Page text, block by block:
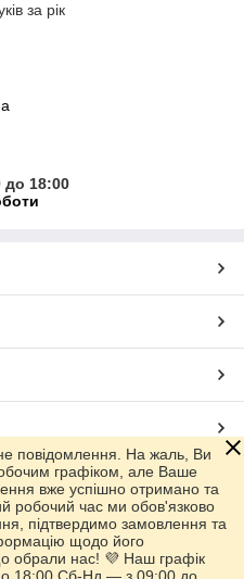
за рік
до 18:00
Prom.ua
повідомлення. На жаль, Ви
графіком, але Ваше
вже успішно отримано та
робочий час ми обов'язково
підтвердимо замовлення та
щодо його
обрали нас! 💜 Наш графік